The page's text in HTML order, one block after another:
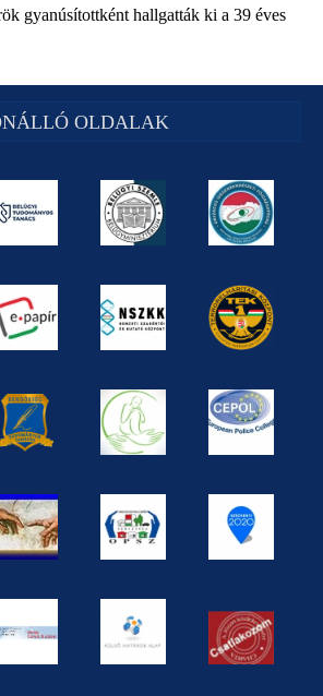
gyanúsítottként hallgatták ki a 39 éves
OLDALAK